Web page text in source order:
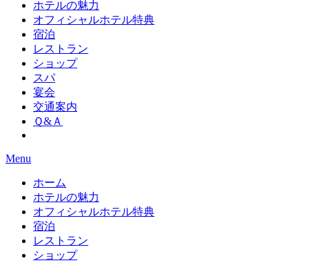
ホテルの魅力
オフィシャルホテル特典
宿泊
レストラン
ショップ
スパ
宴会
交通案内
Ｑ&Ａ
Menu
ホーム
ホテルの魅力
オフィシャルホテル特典
宿泊
レストラン
ショップ